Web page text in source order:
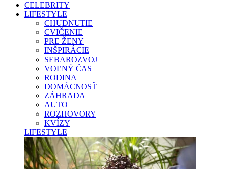
CELEBRITY
LIFESTYLE
CHUDNUTIE
CVIČENIE
PRE ŽENY
INŠPIRÁCIE
SEBAROZVOJ
VOĽNÝ ČAS
RODINA
DOMÁCNOSŤ
ZÁHRADA
AUTO
ROZHOVORY
KVÍZY
LIFESTYLE